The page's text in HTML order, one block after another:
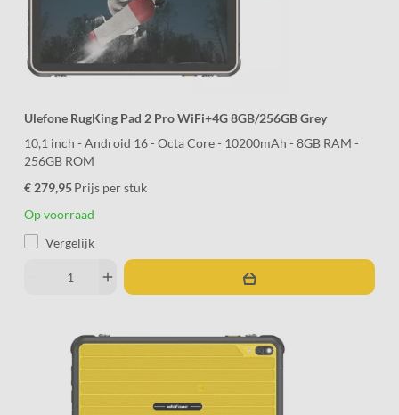
Ulefone RugKing Pad 2 Pro WiFi+4G 8GB/256GB Grey
10,1 inch - Android 16 - Octa Core - 10200mAh - 8GB RAM -
256GB ROM
€ 279,95Prijs per stuk
Op voorraad
Vergelijk
add